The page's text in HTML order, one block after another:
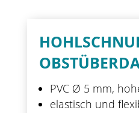
PVC Ø 5 mm,
elastisch und